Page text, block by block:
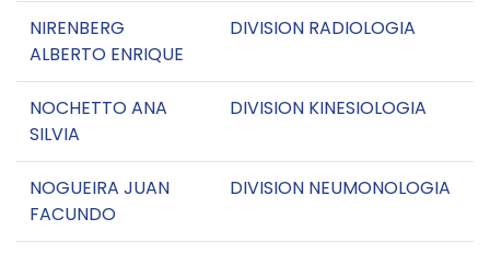
NIRENBERG
ALBERTO ENRIQUE
DIVISION RADIOLOGIA
NOCHETTO ANA
SILVIA
DIVISION KINESIOLOGIA
NOGUEIRA JUAN
FACUNDO
DIVISION NEUMONOLOGIA